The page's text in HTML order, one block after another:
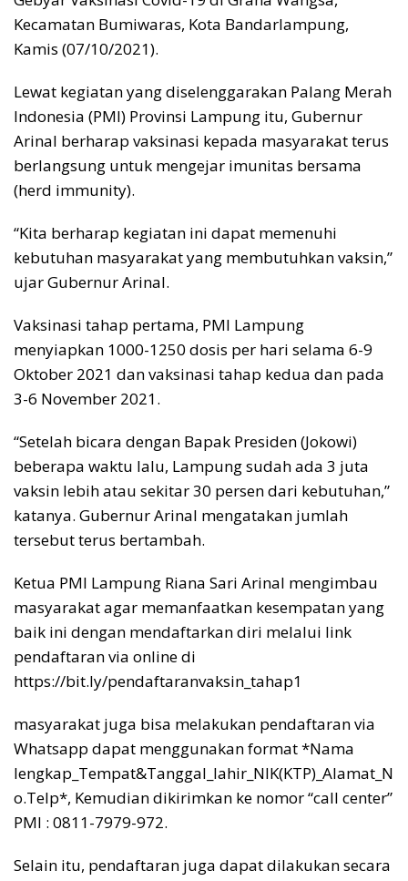
Kecamatan Bumiwaras, Kota Bandarlampung,
Kamis (07/10/2021).
Lewat kegiatan yang diselenggarakan Palang Merah
Indonesia (PMI) Provinsi Lampung itu, Gubernur
Arinal berharap vaksinasi kepada masyarakat terus
berlangsung untuk mengejar imunitas bersama
(herd immunity).
“Kita berharap kegiatan ini dapat memenuhi
kebutuhan masyarakat yang membutuhkan vaksin,”
ujar Gubernur Arinal.
Vaksinasi tahap pertama, PMI Lampung
menyiapkan 1000-1250 dosis per hari selama 6-9
Oktober 2021 dan vaksinasi tahap kedua dan pada
3-6 November 2021.
“Setelah bicara dengan Bapak Presiden (Jokowi)
beberapa waktu lalu, Lampung sudah ada 3 juta
vaksin lebih atau sekitar 30 persen dari kebutuhan,”
katanya. Gubernur Arinal mengatakan jumlah
tersebut terus bertambah.
Ketua PMI Lampung Riana Sari Arinal mengimbau
masyarakat agar memanfaatkan kesempatan yang
baik ini dengan mendaftarkan diri melalui link
pendaftaran via online di
https://bit.ly/pendaftaranvaksin_tahap1
masyarakat juga bisa melakukan pendaftaran via
Whatsapp dapat menggunakan format *Nama
lengkap_Tempat&Tanggal_lahir_NIK(KTP)_Alamat_N
o.Telp*, Kemudian dikirimkan ke nomor “call center”
PMI : 0811-7979-972.
Selain itu, pendaftaran juga dapat dilakukan secara